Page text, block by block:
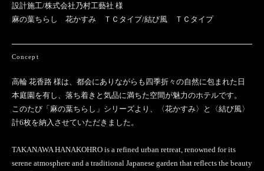
設計施工/株式会社乃村工藝社 様
麻の葉ちらし 花かすみ ＴＣタイプ/結び風 ＴＣタイプ
Concept
高輪 花香路 様は、都会にありながらも四季折々の自然に包まれた日
本庭園を有し、落ち着きと気品に満ちた空間が魅力のホテルです。
このたび「麻の葉ちらし」シリーズより、〈花かすみ〉と〈結び風〉
計6枚を納入させていただきました。
TAKANAWA HANAKOHRO is a refined urban retreat, renowned for its
serene atmosphere and a traditional Japanese garden that reflects the beauty